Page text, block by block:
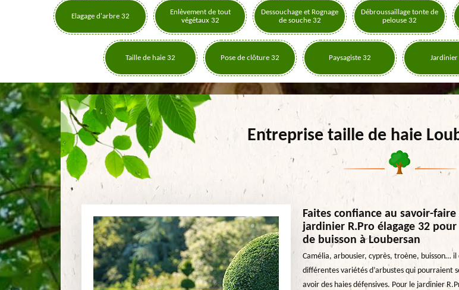
Elagage d'arbre 32
Enlèvement de tout
végétaux 32
Dessouchage et Rognage
de souche 32
Débroussaillage tonte de
pelouse 32
Taille de haie 32 Pose de clôture 32 Paysagiste 32
Entreprise taille de haie
Faites confiance au savoir-faire
jardinier R.Pro élagage 32
de buisson à Loubersan
Camélia, arbousier, cyprès, troène, buisson… il
différentes variétés d’arbustes qui pourraient
avoir des haies défensives. Pour le jardinier